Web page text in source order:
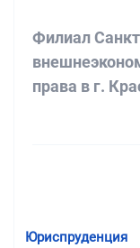
Филиал
права в г.
Юриспруденция